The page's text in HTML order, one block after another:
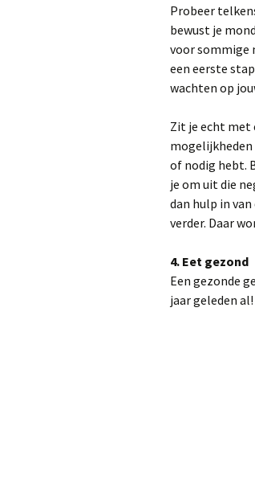
Probeer
bewust je
voor sommige
een eerste
wachten op
Zit je echt met
mogelijkheden
of nodig hebt.
je om uit die
dan hulp in
verder. Daar
4. Eet gezond
Een gezonde
jaar geleden al!